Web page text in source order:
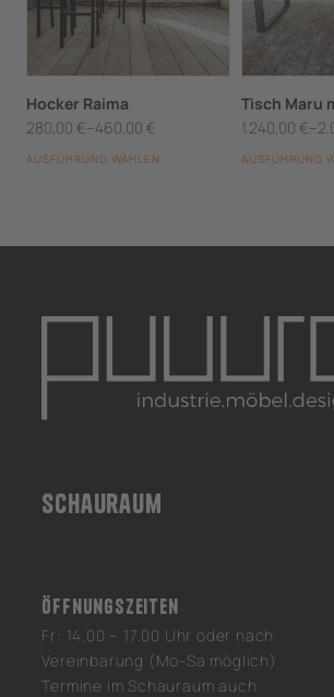
werden
werden
Hocker Raima
280,00 €–460,00 €
AUSFÜHRUNG WÄHLEN
Varianten
Die
Optionen
können
Tisch Maru
1.240,00 €–
AUSFÜHRUNG
Varianten
Die
Optionen
können
Schauraum
Öffnungszeiten
Fr: 14.00 – 17.00 Uhr oder nach
Vereinbarung (Mo-Sa möglich)
Termine im Schauraum auch